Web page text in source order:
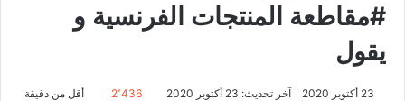
#مقاطعة المنتجات الفرنسية و
يقول
23 أكتوبر 2020 آخر تحديث: 23 أكتوبر 2020 2٬436 أقل من دقيقة